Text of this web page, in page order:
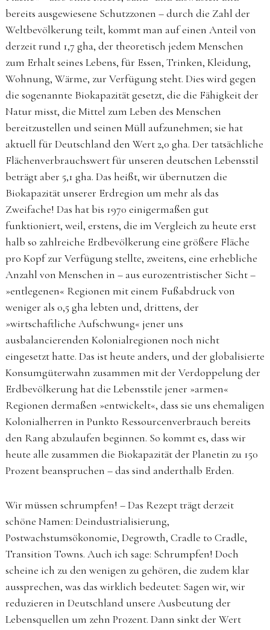
bereits ausgewiesene Schutzzonen – durch die Zahl der
Weltbevölkerung teilt, kommt man auf einen Anteil von
derzeit rund 1,7 gha, der theoretisch jedem Menschen
zum Erhalt seines Lebens, für Essen, Trinken, Kleidung,
Wohnung, Wärme, zur Verfügung steht. Dies wird gegen
die sogenannte Biokapazität gesetzt, die die Fähigkeit der
Natur misst, die Mittel zum Leben des Menschen
bereitzustellen und seinen Müll aufzunehmen; sie hat
aktuell für Deutschland den Wert 2,0 gha. Der tatsächliche
Flächenverbrauchswert für unseren deutschen Lebensstil
beträgt aber 5,1 gha. Das heißt, wir übernutzen die
Biokapazität unserer Erdregion um mehr als das
Zweifache! Das hat bis 1970 einigermaßen gut
funktioniert, weil, erstens, die im Vergleich zu heute erst
halb so zahlreiche Erdbevölkerung eine größere Fläche
pro Kopf zur Verfügung stellte, zweitens, eine erhebliche
Anzahl von Menschen in – aus eurozentristischer Sicht –
»entlegenen« Regionen mit einem Fußabdruck von
weniger als 0,5 gha lebten und, drittens, der
»wirtschaftliche Aufschwung« jener uns
ausbalancierenden Kolonialregionen noch nicht
eingesetzt hatte. Das ist heute anders, und der globalisierte
Konsumgüterwahn zusammen mit der Verdoppelung der
Erdbevölkerung hat die Lebensstile jener »armen«
Regionen dermaßen »entwickelt«, dass sie uns ehemaligen
Kolonialherren in Punkto Ressourcenverbrauch bereits
den Rang abzulaufen beginnen. So kommt es, dass wir
heute alle zusammen die Biokapazität der Planetin zu 150
Prozent beanspruchen – das sind anderthalb Erden.
Wir müssen schrumpfen! – Das Rezept trägt derzeit
schöne Namen: Deindustrialisierung,
Postwachstumsökonomie, Degrowth, Cradle to Cradle,
Transition Towns. Auch ich sage: Schrumpfen! Doch
scheine ich zu den wenigen zu gehören, die zudem klar
aussprechen, was das wirklich bedeutet: Sagen wir, wir
reduzieren in Deutschland unsere Ausbeutung der
Lebensquellen um zehn Prozent. Dann sinkt der Wert